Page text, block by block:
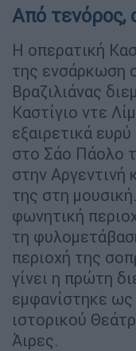
Από τενόρος,
Η οπερατική
της ενσάρκωση
Βραζιλιάνας
Καστίγιο ντε
εξαιρετικά
στο Σάο Πάολο
στην Αργεντινή
της στη
φωνητική
τη
περιοχή της
γίνει η πρώτη
εμφανίστηκε
ιστορικού
Άιρες.